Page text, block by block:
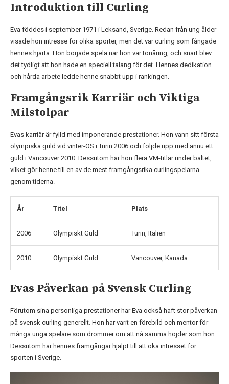
Introduktion till Curling
Eva föddes i september 1971 i Leksand, Sverige. Redan från ung ålder
visade hon intresse för olika sporter, men det var curling som fångade
hennes hjärta. Hon började spela när hon var tonåring, och snart blev
det tydligt att hon hade en speciell talang för det. Hennes dedikation
och hårda arbete ledde henne snabbt upp i rankingen.
Framgångsrik Karriär och Viktiga
Milstolpar
Evas karriär är fylld med imponerande prestationer. Hon vann sitt första
olympiska guld vid vinter-OS i Turin 2006 och följde upp med ännu ett
guld i Vancouver 2010. Dessutom har hon flera VM-titlar under bältet,
vilket gör henne till en av de mest framgångsrika curlingspelarna
genom tiderna.
År Titel Plats
2006 Olympiskt Guld Turin, Italien
2010 Olympiskt Guld Vancouver, Kanada
Evas Påverkan på Svensk Curling
Förutom sina personliga prestationer har Eva också haft stor påverkan
på svensk curling generellt. Hon har varit en förebild och mentor för
många unga spelare som drömmer om att nå samma höjder som hon.
Dessutom har hennes framgångar hjälpt till att öka intresset för
sporten i Sverige.